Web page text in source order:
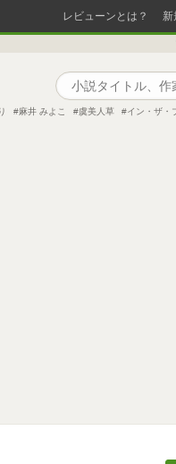
レビューンとは？ 新
麻井 みよこ 虞美人草 イン・ザ・